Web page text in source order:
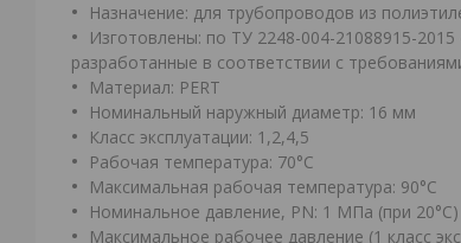
Назначение: для трубопроводов из
Изготовлены: по ТУ 2248-004-21088915-
разработанные в соответствии с
Материал: PERT
Номинальный наружный диаметр: 16 мм
Класс эксплуатации: 1,2,4,5
Рабочая температура: 70°С
Максимальная рабочая температура: 90°С
Номинальное давление, PN: 1 МПа (при 20°С)
Максимальное рабочее давление (1 класс